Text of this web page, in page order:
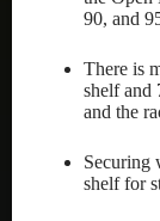
90, and
There is
shelf and
and the
Securing
shelf for